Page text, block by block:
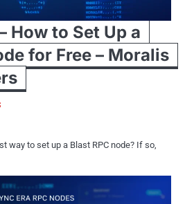
How to Set Up a
for Free – Moralis
way to set up a Blast RPC node? If so,